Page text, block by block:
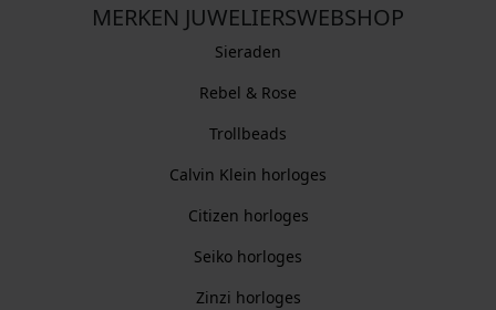
MERKEN JUWELIERSWEBSHOP
Sieraden
Rebel & Rose
Trollbeads
Calvin Klein horloges
Citizen horloges
Seiko horloges
Zinzi horloges